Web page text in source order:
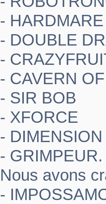
- HARDMARE
- DOUBLE
-
- CAVERN
- SIR BOB
- XFORCE
-
-
Nous avons
-